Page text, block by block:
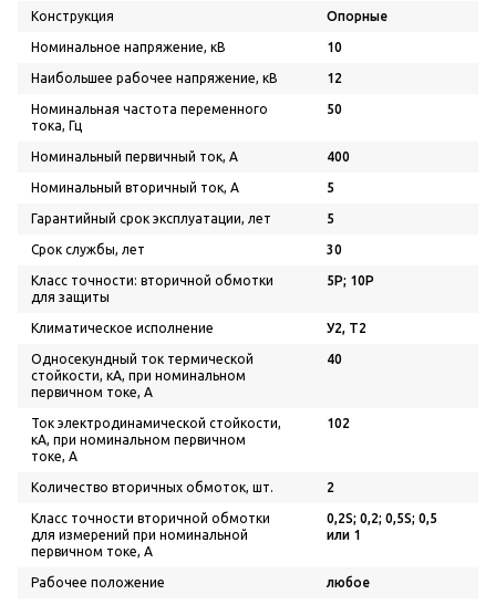
Конструкция Опорные
Номинальное напряжение, кВ 10
Наибольшее рабочее напряжение, кВ 12
Номинальная частота переменного
тока, Гц
50
Номинальный первичный ток, А 400
Номинальный вторичный ток, А 5
Гарантийный срок эксплуатации, лет 5
Срок службы, лет 30
Класс точности: вторичной обмотки
для защиты
5Р; 10Р
Климатическое исполнение У2, Т2
Односекундный ток термической
стойкости, кА, при номинальном
первичном токе, А
40
Ток электродинамической стойкости,
кА, при номинальном первичном
токе, А
102
Количество вторичных обмоток, шт. 2
Класс точности вторичной обмотки
для измерений при номинальной
первичном токе, А
0,2S; 0,2; 0,5S; 0,5
или 1
Рабочее положение любое